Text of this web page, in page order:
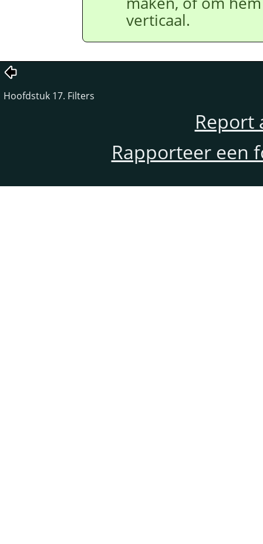
verticaal.
Hoofdstuk 17. Filters
Report
Rapporteer een